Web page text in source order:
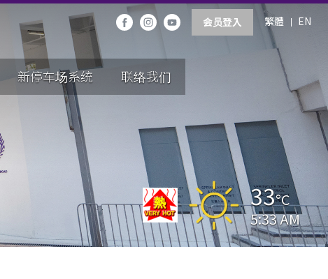
会员登入 繁體 EN
新停车场系统 联络我们
33°C
5:33 AM